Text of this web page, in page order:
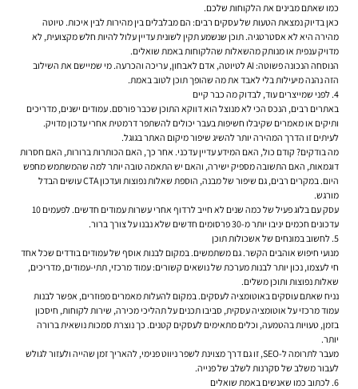
כמו שאתם מבינים את הלקוחות שלכם.
כאן בדיוק נמצאת הטעות של עסקים רבים: הם מבלבלים בין מהירות לבין איכות. טיוטה
מהירה היא לא אסטרטגיה. תוכן שנשמע תקין לשונית עדיין עלול להיות חלש מקצועית, לא
מדויק ענפית או מנותק מהשאלות שהלקוחות באמת שואלים.
הנוסחה הנכונה פשוטה: AI לטיוטה, אדם לאבחון, עריכה והכרעה. מי שמיישם את השילוב
הזה נהנה מיעילות בלי לאבד את מה שהופך תוכן לטוב באמת.
4. לפני שמייצרים עוד, לבדוק מה כבר קיים
באתרים רבים, הנכס הכי לא מנוצל הוא דווקא התוכן שכבר פורסם. עמודים ישנים, מדריכים
ותיקים או מאמרים שקיבלו חשיפות בעבר יכולים להשתפר דרמטית אחרי עדכון מדויק.
לעיתים זו הדרך המהירה יותר להשיג שיפור מיקום האתר בגוגל.
מה בודקים? קודם כול, האם המידע עדיין עדכני. אחר כך, האם הכותרות ברורות, האם חסרות
דוגמאות, האם התשובה מספיק ישירה, והאם יש התאמה טובה יותר למה שהמשתמש מחפש
היום. במקרים רבים, גם שיפור של מבנה, הוספת שאלות נפוצות ועדכון CTA עושים הבדל
מורגש.
עסק עם בלוג פעיל של כמה שנים לא חייב לרדוף אחרי עשרות עמודים חדשים. לפעמים 10
עדכונים חכמים יניבו יותר מ-30 פרסומים חדשים שלא נבנו על צורך ברור.
5. לחשוב במונחים של אשכולות תוכן
מנועי חיפוש אוהבים הקשר. גם משתמשים. במקום לבנות אוסף של עמודים בודדים שכל אחד
חי לעצמו, נכון יותר לבנות מערכת של נושאים קשורים: עמוד מרכזי, תתי-עמודים, מדריכים,
שאלות נפוצות ותוכן משלים.
נניח שאתם עוסקים באוטומציה לעסקים. במקום להעלות מאמרים מפוזרים, אפשר לבנות
עמוד מרכזי על אוטומציה עסקית, סביבו תכנים על תהליכי מכירה, שירות לקוחות, חיסכון
בזמן, טעויות בהטמעה, וכלים מתאימים לעסקים קטנים. כך נוצרת סמכות נושאית ברורה
יותר.
מעבר לתרומה ל-SEO, זו גם דרך מצוינת לשפר ניווט פנימי, להאריך זמן שהייה ולעזור לגולש
לעבור משלב של סקרנות לשלב של פנייה.
6. לכתוב כמו שאנשים באמת שואלים